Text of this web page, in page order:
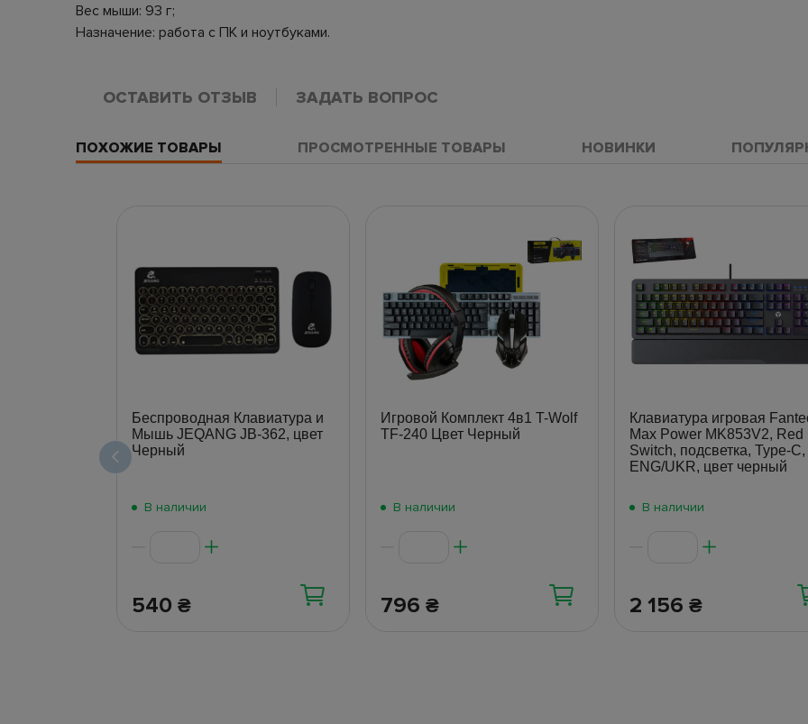
Вес мыши: 93 г;
Назначение: работа с ПК и ноутбуками.
ОСТАВИТЬ ОТЗЫВ ЗАДАТЬ ВОПРОС
ПОХОЖИЕ ТОВАРЫ ПРОСМОТРЕННЫЕ ТОВАРЫ НОВИНКИ
Беспроводная Клавиатура и
Мышь JEQANG JB-362, цвет
Черный
В наличии
540 ₴
Игровой Комплект 4в1 T-Wolf
TF-240 Цвет Черный
В наличии
796 ₴
Клавиатура игровая
Max Power MK853V2, Red
Switch, подсветка, Type‑C,
ENG/UKR, цвет черный
В наличии
2 156 ₴